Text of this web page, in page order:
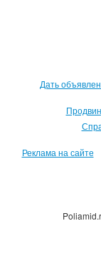
Дать
Реклама на сайте